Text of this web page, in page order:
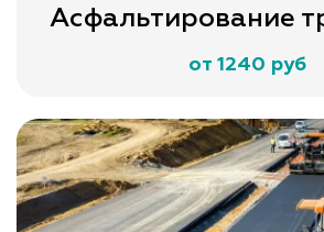
Асфальтирование
от 1240 руб